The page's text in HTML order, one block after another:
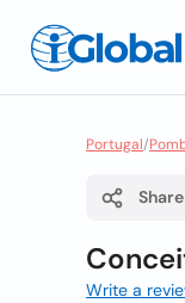
Portugal/
Share
Write a